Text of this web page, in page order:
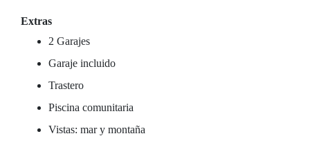
Extras
2 Garajes
Garaje incluido
Trastero
Piscina comunitaria
Vistas: mar y montaña